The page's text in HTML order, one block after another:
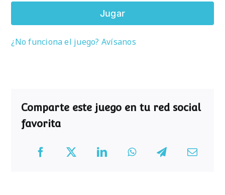
Jugar
¿No funciona el juego? Avísanos
Comparte este juego en tu red social
favorita